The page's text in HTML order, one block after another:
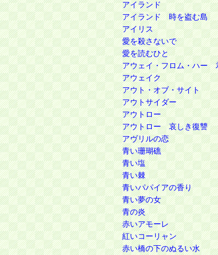
アイランド
アイランド 時を盗む島
アイリス
愛を殺さないで
愛を読むひと
アウェイ・フロム・ハー
アウェイク
アウト・オブ・サイト
アウトサイダー
アウトロー
アウトロー 哀しき復讐
アヴリルの恋
青い珊瑚礁
青い塩
青い棘
青いパパイアの香り
青い夢の女
青の炎
赤いアモーレ
紅いコーリャン
赤い橋の下のぬるい水